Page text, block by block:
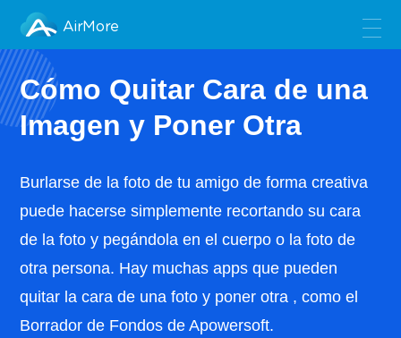
AirMore
Cómo Quitar Cara de una
Imagen y Poner Otra
Burlarse de la foto de tu amigo de forma creativa
puede hacerse simplemente recortando su cara
de la foto y pegándola en el cuerpo o la foto de
otra persona. Hay muchas apps que pueden
quitar la cara de una foto y poner otra , como el
Borrador de Fondos de Apowersoft.